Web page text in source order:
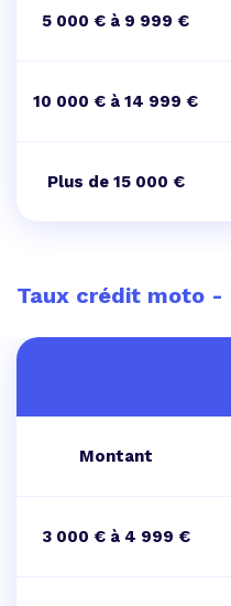
5 000 € à 9 999 €
10 000 € à 14 999 €
Plus de 15 000 €
Taux crédit moto -
Montant
3 000 € à 4 999 €